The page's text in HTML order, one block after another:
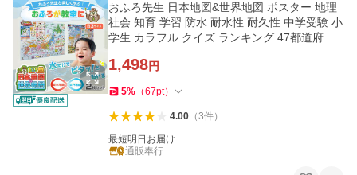
おふろ先生 日本地図&世界地図 ポスター 地理
社会 知育 学習 防水 耐水性 耐久性 中学受験 小
学生 カラフル クイズ ランキング 47都道府県
1,498円
5% （67pt）
4.00（3件）
最短明日お届け
通販奉行